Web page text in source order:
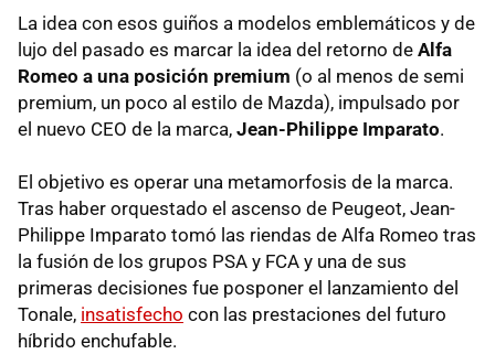
La idea con esos guiños a modelos emblemáticos y de
lujo del pasado es marcar la idea del retorno de Alfa
Romeo a una posición premium (o al menos de semi
premium, un poco al estilo de Mazda), impulsado por
el nuevo CEO de la marca, Jean-Philippe Imparato.
El objetivo es operar una metamorfosis de la marca.
Tras haber orquestado el ascenso de Peugeot, Jean-
Philippe Imparato tomó las riendas de Alfa Romeo tras
la fusión de los grupos PSA y FCA y una de sus
primeras decisiones fue posponer el lanzamiento del
Tonale, insatisfecho con las prestaciones del futuro
híbrido enchufable.